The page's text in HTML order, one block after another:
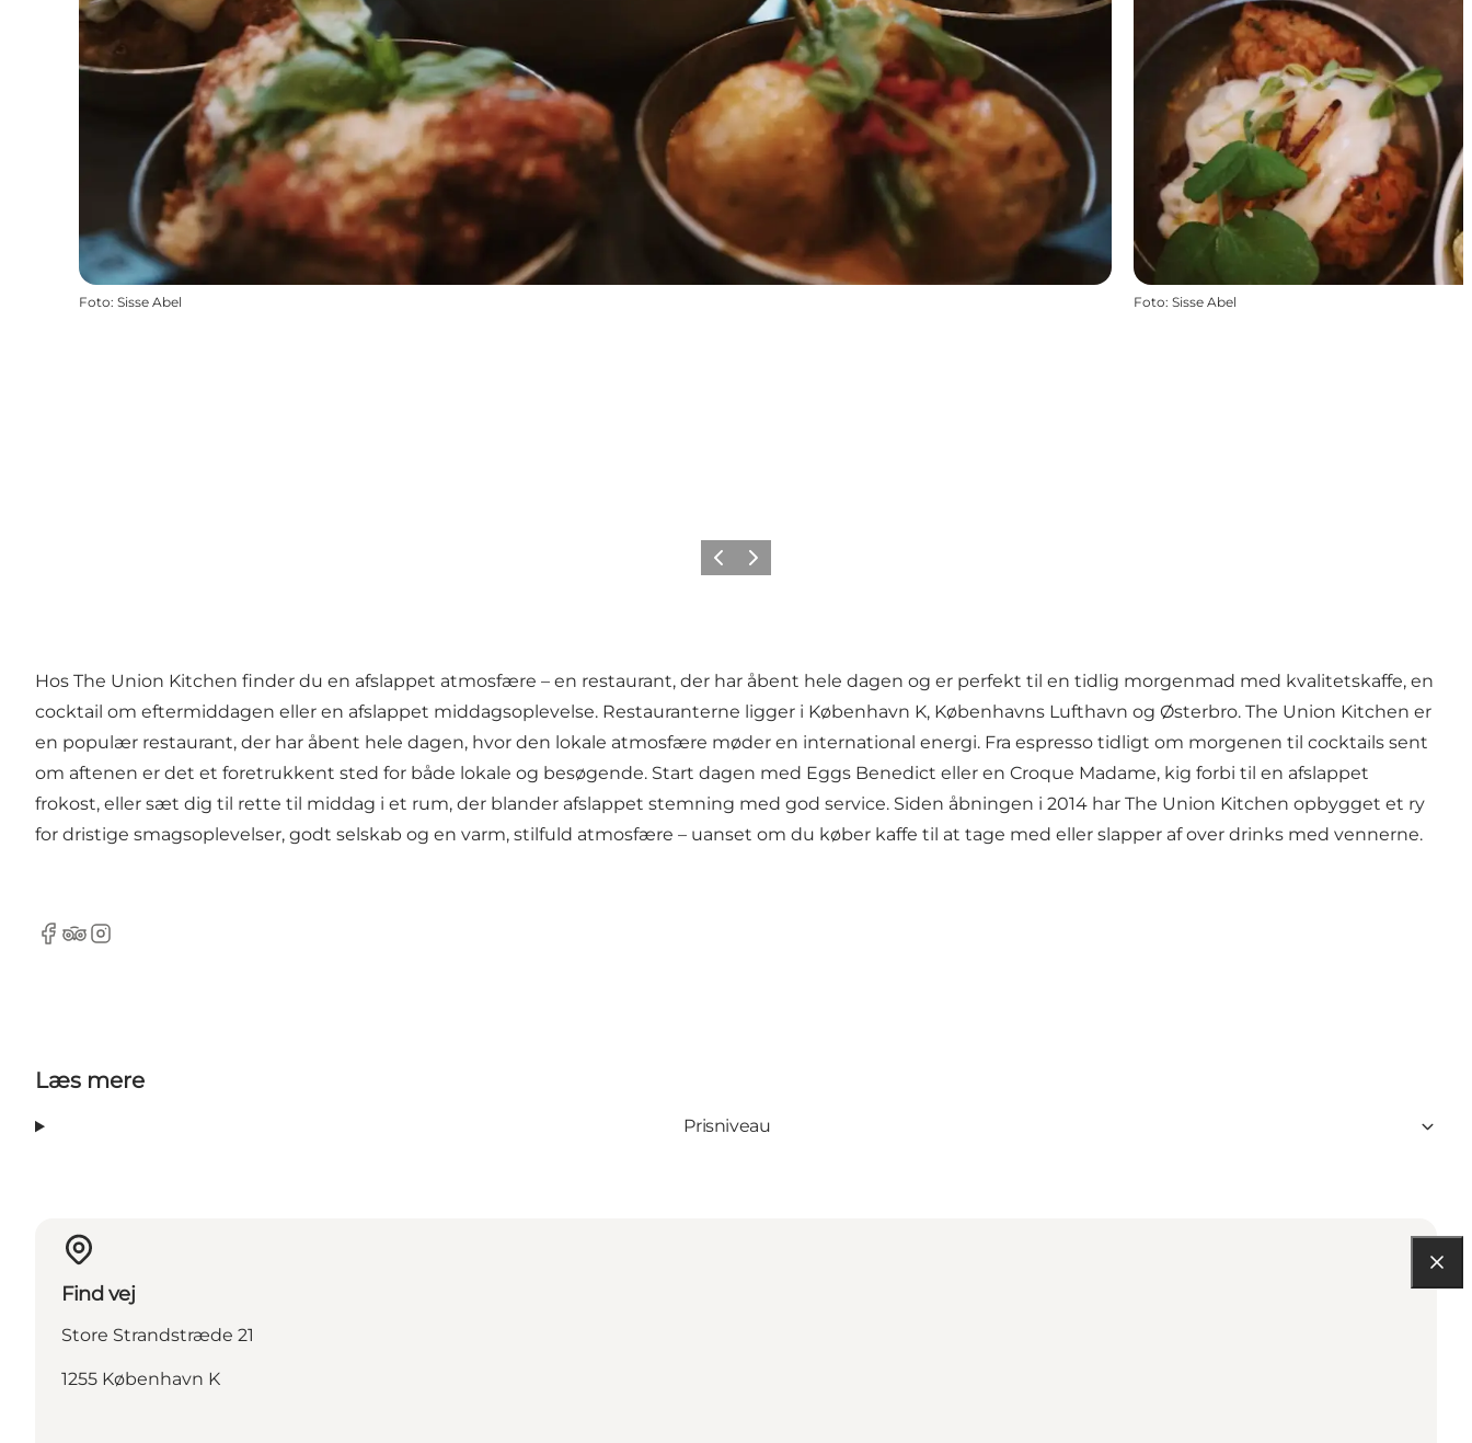
Foto: Sisse Abel Foto: Sisse Abel
ForrigeNæste
Hos The Union Kitchen finder du en afslappet atmosfære – en restaurant, der har åbent hele dagen og er perfekt til en tidlig morgenmad med kvalitetskaffe, en
cocktail om eftermiddagen eller en afslappet middagsoplevelse. Restauranterne ligger i København K, Københavns Lufthavn og Østerbro. The Union Kitchen er
en populær restaurant, der har åbent hele dagen, hvor den lokale atmosfære møder en international energi. Fra espresso tidligt om morgenen til cocktails sent
om aftenen er det et foretrukkent sted for både lokale og besøgende. Start dagen med Eggs Benedict eller en Croque Madame, kig forbi til en afslappet
frokost, eller sæt dig til rette til middag i et rum, der blander afslappet stemning med god service. Siden åbningen i 2014 har The Union Kitchen opbygget et ry
for dristige smagsoplevelser, godt selskab og en varm, stilfuld atmosfære – uanset om du køber kaffe til at tage med eller slapper af over drinks med vennerne.
Facebook
Tripadvisor
Instagram
Læs mere
Prisniveau
Find vej
Store Strandstræde 21
1255 København K